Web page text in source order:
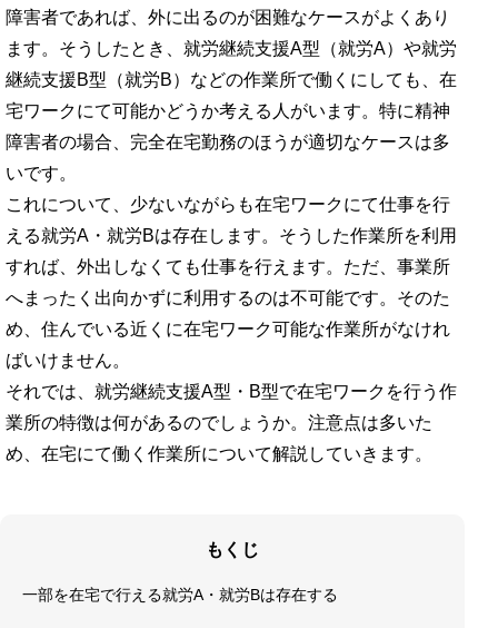
障害者であれば、外に出るのが困難なケースがよくあり
ます。そうしたとき、就労継続支援A型（就労A）や就労
継続支援B型（就労B）などの作業所で働くにしても、在
宅ワークにて可能かどうか考える人がいます。特に精神
障害者の場合、完全在宅勤務のほうが適切なケースは多
いです。
これについて、少ないながらも在宅ワークにて仕事を行
える就労A・就労Bは存在します。そうした作業所を利用
すれば、外出しなくても仕事を行えます。ただ、事業所
へまったく出向かずに利用するのは不可能です。そのた
め、住んでいる近くに在宅ワーク可能な作業所がなけれ
ばいけません。
それでは、就労継続支援A型・B型で在宅ワークを行う作
業所の特徴は何があるのでしょうか。注意点は多いた
め、在宅にて働く作業所について解説していきます。
もくじ
一部を在宅で行える就労A・就労Bは存在する